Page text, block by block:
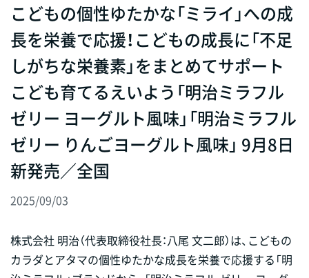
こどもの個性ゆたかな「ミライ」への成
長を栄養で応援！こどもの成長に「不足
しがちな栄養素」をまとめてサポート
こども育てるえいよう「明治ミラフル
ゼリー ヨーグルト風味」「明治ミラフル
ゼリー りんごヨーグルト風味」 9月8日
新発売／全国
2025/09/03
株式会社 明治（代表取締役社長：八尾 文二郎）は、こどもの
カラダとアタマの個性ゆたかな成長を栄養で応援する「明